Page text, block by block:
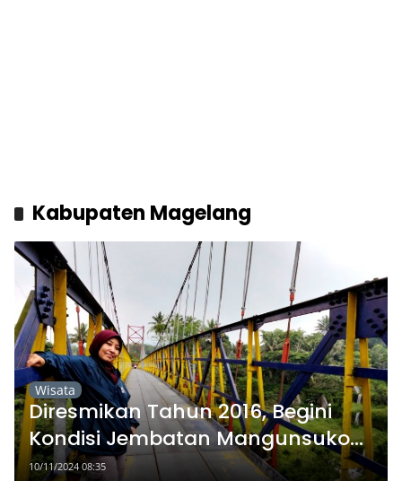
Kabupaten Magelang
Wisata
Diresmikan Tahun 2016, Begini
Kondisi Jembatan Mangunsuko
Sekarang
10/11/2024 08:35